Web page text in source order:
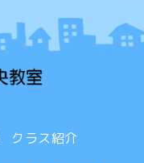
クラス紹介